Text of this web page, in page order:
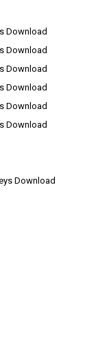
Download
Download
Download
Download
Download
Download
Download